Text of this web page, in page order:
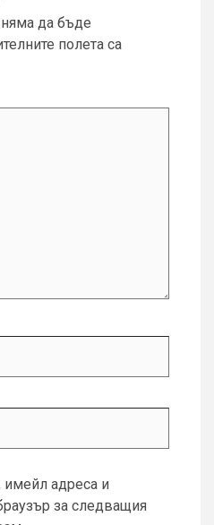
да бъде
полета са
имейл адреса и
за следващия